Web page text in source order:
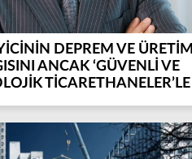
DEPREM VE ÜRETİM
ANCAK ‘GÜVENLİ VE
TİCARETHANELER’LE